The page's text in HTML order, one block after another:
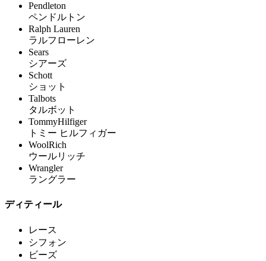
Pendleton
ペンドルトン
Ralph Lauren
ラルフローレン
Sears
シアーズ
Schott
ショット
Talbots
タルボット
TommyHilfiger
トミー ヒルフィガー
WoolRich
ウールリッチ
Wrangler
ラングラー
ディティール
レース
シフォン
ビーズ